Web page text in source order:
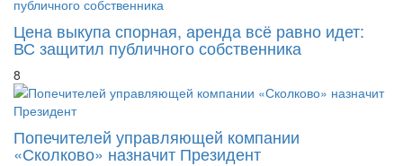
Цена выкупа спорная, аренда всё равно идет:
ВС защитил публичного собственника
8
Попечителей управляющей компании
«Сколково» назначит Президент